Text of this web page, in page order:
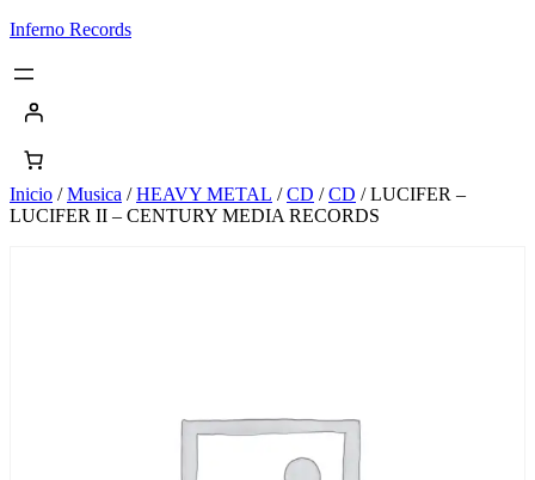
Saltar
contenido
Inferno Records
Inicio /Musica /HEAVY METAL /CD /CD / LUCIFER –
LUCIFER II – CENTURY MEDIA RECORDS